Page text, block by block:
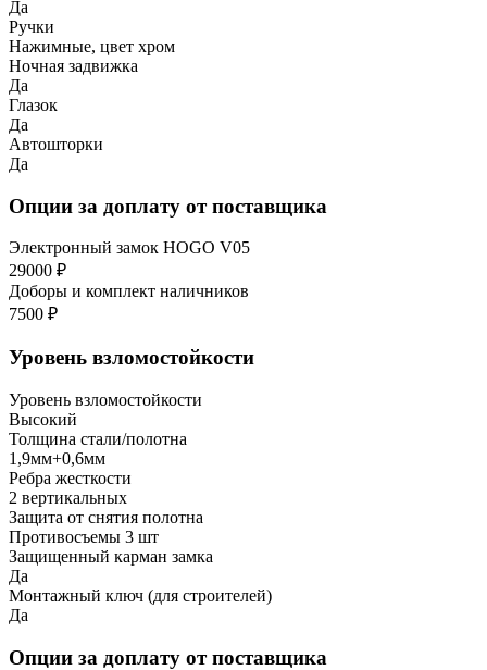
Да
Ручки
Нажимные, цвет хром
Ночная задвижка
Да
Глазок
Да
Автошторки
Да
Опции за доплату от поставщика
Электронный замок HOGO V05
29000 ₽
Доборы и комплект наличников
7500 ₽
Уровень взломостойкости
Уровень взломостойкости
Высокий
Толщина стали/полотна
1,9мм+0,6мм
Ребра жесткости
2 вертикальных
Защита от снятия полотна
Противосъемы 3 шт
Защищенный карман замка
Да
Монтажный ключ (для строителей)
Да
Опции за доплату от поставщика